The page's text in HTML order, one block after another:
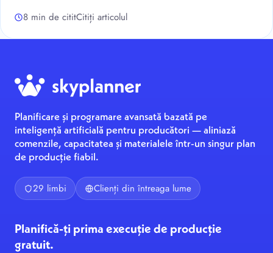
8 min de cititCitiți articolul
Planificare și programare avansată bazată pe
inteligență artificială pentru producători — aliniază
comenzile, capacitatea și materialele într-un singur plan
de producție fiabil.
29 limbi Clienți din întreaga lume
Planifică-ți prima execuție de producție
gratuit.